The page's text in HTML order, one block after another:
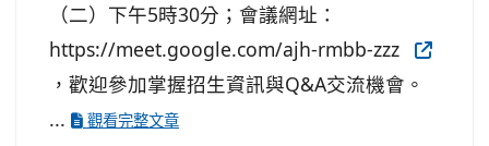
（二）下午5時30分；會議網址：
https://meet.google.com/ajh-rmbb-zzz
，歡迎參加掌握招生資訊與Q&A交流機會。
...
觀看完整文章